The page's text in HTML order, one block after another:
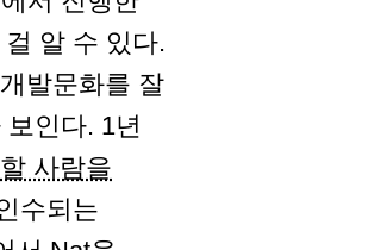
알 수 있다.
발문화를 잘
인다. 1년
사람을
수되는